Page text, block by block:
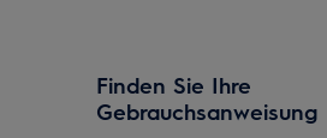
Finden Sie Ihre
Gebrauchsanweisung